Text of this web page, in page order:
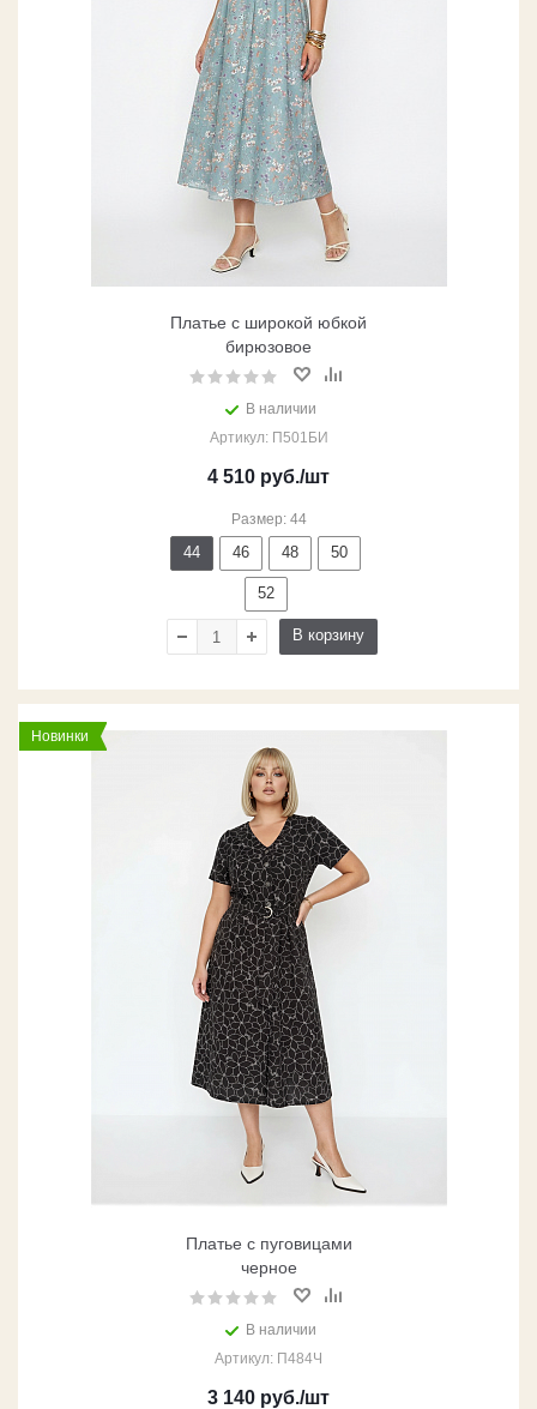
Платье с широкой юбкой
бирюзовое
В наличии
Артикул: П501БИ
4 510 руб./шт
Размер: 44
44 46 48 50
52
В корзину
Новинки
Платье с пуговицами
черное
В наличии
Артикул: П484Ч
3 140 руб./шт